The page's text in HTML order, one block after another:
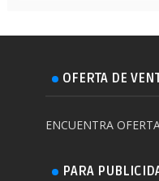
OFERTA DE
ENCUENTRA
PARA